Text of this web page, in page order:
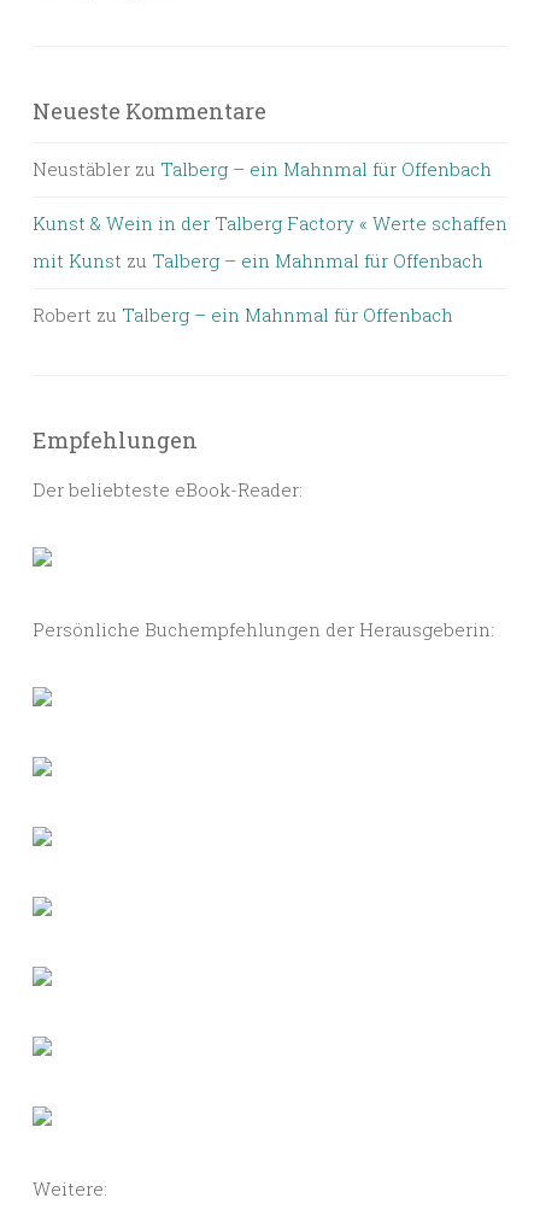
Neueste Kommentare
Neustäbler zu Talberg – ein Mahnmal für Offenbach
Kunst & Wein in der Talberg Factory « Werte schaffen
mit Kunst zu Talberg – ein Mahnmal für Offenbach
Robert zu Talberg – ein Mahnmal für Offenbach
Empfehlungen
Der beliebteste eBook-Reader:
Persönliche Buchempfehlungen der Herausgeberin:
Weitere: